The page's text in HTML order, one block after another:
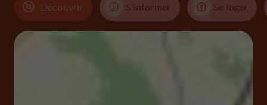
Découvrir S'informer Se loger